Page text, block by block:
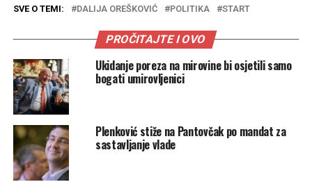
SVE O TEMI: DALIJA OREŠKOVIĆ POLITIKA START
PROČITAJTE I OVO
Ukidanje poreza na mirovine bi osjetili samo
bogati umirovljenici
Plenković stiže na Pantovčak po mandat za
sastavljanje vlade